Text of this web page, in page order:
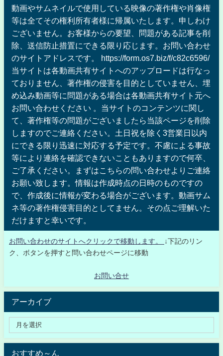
動画やサムネイルで使用している映像の著作権や肖像権
等は全てその権利所有者様に帰属いたします。申しわけ
ございません。お客様からの要望、問題がある記事を削
除、送信防止措置にできる限り応じます。お問い合わせ
のサイトアドレスです。 https://form.os7.biz/f/c82c6596/
当サイトは各動画共有サイトへのアップロードは行なっ
ておりません、著作権の侵害を目的としていません、埋
め込み動画等に問題がある場合は各動画共有サイト元へ
お問い合わせください 。当サイトのコンテンツに関し
て、著作権等の問題がございましたら当該ページを削除
しますのでご連絡ください。土日祝を除く3営業日以内
にできる限り迅速に対応する予定です。不慮による事故
等により連絡を確認できないこともありますので何卒、
ご了承ください。まずはこちらの問い合わせよりご連絡
お願い致します。情報は作成時点の日時のものですの
で、作成後に情報が変わる場合がございます。動画サム
ネ等の著作権侵害目的としてません。その点ご理解いた
だけますと幸いです。
お問い合わせのサイトへクリックで移動します。
↓下記のリン
ク、ボタンを押すと問い合わせページに移動
お問い合せ
アーカイブ
おすすめ～ん